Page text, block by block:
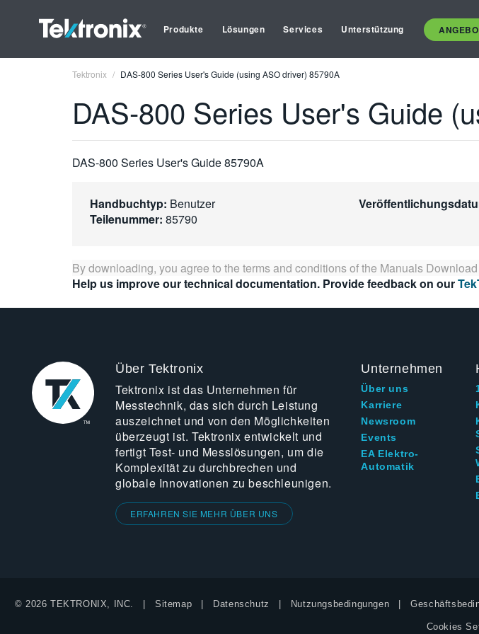
Produkte Lösungen Services Unterstützung
Tektronix DAS-800 Series User's Guide (using ASO driver) 85790A
DAS-800 Series User's Guide
DAS-800 Series User's Guide 85790A
Handbuchtyp: Benutzer
Teilenummer: 85790
By downloading, you agree to the terms and conditions of the Manuals
Help us improve our technical documentation. Provide feedback on our
Über Tektronix
Tektronix ist das Unternehmen für
Messtechnik, das sich durch Leistung
auszeichnet und von den Möglichkeiten
überzeugt ist. Tektronix entwickelt und
fertigt Test- und Messlösungen, um die
Komplexität zu durchbrechen und
globale Innovationen zu beschleunigen.
ERFAHREN SIE MEHR ÜBER UNS
Unternehmen
Über uns
Karriere
Newsroom
Events
EA Elektro-
Automatik
© 2026 TEKTRONIX, INC. Sitemap Datenschutz Nutzungsbedingungen
Cookies